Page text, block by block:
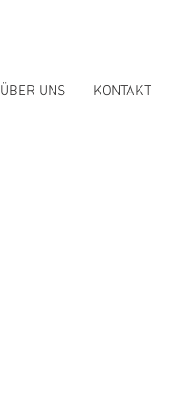
ÜBER UNS KONTAKT